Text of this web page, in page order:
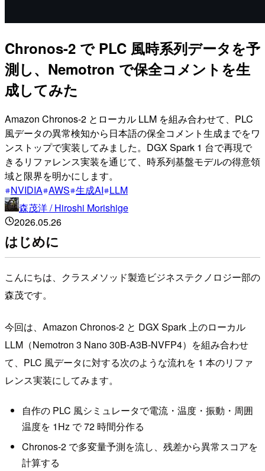
Chronos-2 で PLC 風時系列データを予
測し、Nemotron で保全コメントを生
成してみた
Amazon Chronos-2 とローカル LLM を組み合わせて、PLC
風データの異常検知から日本語の保全コメント生成までをワ
ンストップで実装してみました。DGX Spark 1 台で再現で
きるリファレンス実装を通じて、時系列基盤モデルの得意領
域と限界を明かにします。
NVIDIA AWS 生成AI LLM
森茂洋 / Hiroshi Morishige
2026.05.26
はじめに
こんにちは、クラスメソッド製造ビジネステクノロジー部の
森茂です。
今回は、Amazon Chronos-2 と DGX Spark 上のローカル
LLM（Nemotron 3 Nano 30B-A3B-NVFP4）を組み合わせ
て、PLC 風データに対する次のような流れを 1 本のリファ
レンス実装にしてみます。
自作の PLC 風シミュレータで電流・温度・振動・周囲
温度を 1Hz で 72 時間分作る
Chronos-2 で多変量予測を流し、残差から異常スコアを
計算する